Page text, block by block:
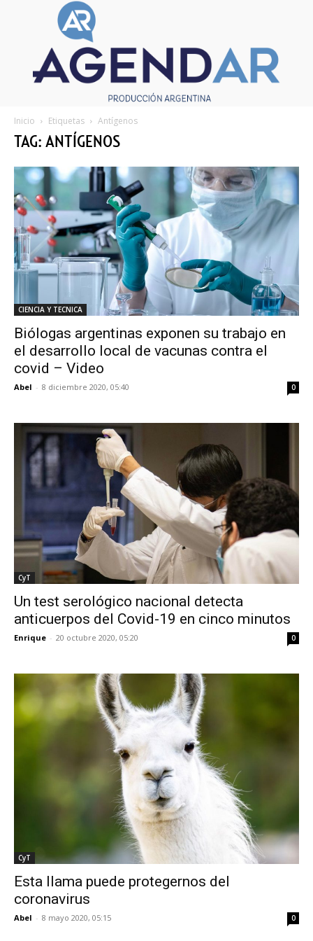
Inicio Etiquetas Antígenos
TAG: ANTÍGENOS
CIENCIA Y TECNICA
Biólogas argentinas exponen su trabajo en
el desarrollo local de vacunas contra el
covid – Video
Abel - 8 diciembre 2020, 05:40 0
CyT
Un test serológico nacional detecta
anticuerpos del Covid-19 en cinco minutos
Enrique - 20 octubre 2020, 05:20 0
CyT
Esta llama puede protegernos del
coronavirus
Abel - 8 mayo 2020, 05:15 0